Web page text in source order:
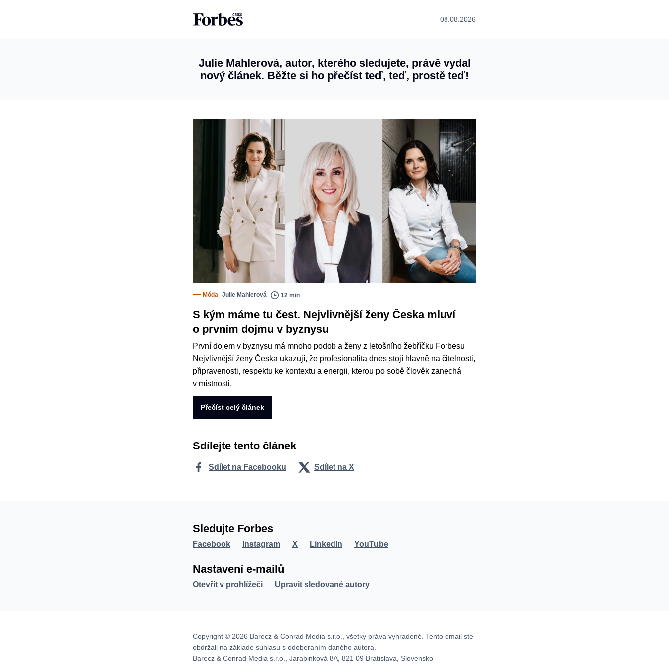
08.08.2026
Julie Mahlerová, autor, kterého sledujete, právě vydal
nový článek. Běžte si ho přečíst teď, teď, prostě teď!
Móda Julie Mahlerová 12 min
S kým máme tu čest. Nejvlivnější ženy Česka mluví
o prvním dojmu v byznysu
První dojem v byznysu má mnoho podob a ženy z letošního žebříčku Forbesu
Nejvlivnější ženy Česka ukazují, že profesionalita dnes stojí hlavně na čitelnosti,
připravenosti, respektu ke kontextu a energii, kterou po sobě člověk zanechá
v místnosti.
Přečíst celý článek
Sdílejte tento článek
Sdílet na Facebooku Sdílet na X
Sledujte Forbes
Facebook Instagram X LinkedIn YouTube
Nastavení e-mailů
Otevřít v prohlížeči Upravit sledované autory
Copyright © 2026 Barecz & Conrad Media s.r.o., všetky práva vyhradené. Tento email ste
obdržali na základe súhlasu s odoberaním daného autora.
Barecz & Conrad Media s.r.o., Jarabinková 8A, 821 09 Bratislava, Slovensko